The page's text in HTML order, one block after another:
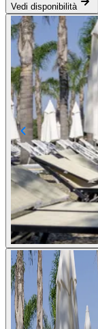
Vedi disponibilità